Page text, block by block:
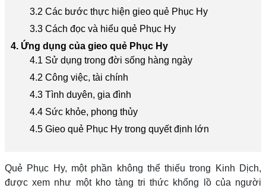
3.2 Các bước thực hiện gieo quẻ Phục Hy
3.3 Cách đọc và hiểu quẻ Phục Hy
4. Ứng dụng của gieo quẻ Phục Hy
4.1 Sử dụng trong đời sống hàng ngày
4.2 Công việc, tài chính
4.3 Tình duyên, gia đình
4.4 Sức khỏe, phong thủy
4.5 Gieo quẻ Phục Hy trong quyết định lớn
Quẻ Phục Hy, một phần không thể thiếu trong Kinh Dịch,
được xem như một kho tàng tri thức khổng lồ của người